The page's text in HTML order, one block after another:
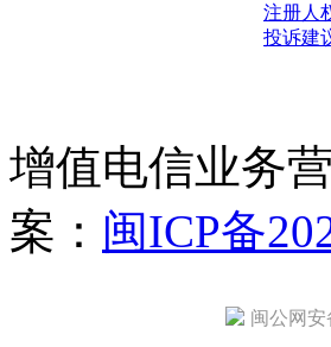
注册人
投诉建
增值电信业务
案： 闽ICP备
闽公网安